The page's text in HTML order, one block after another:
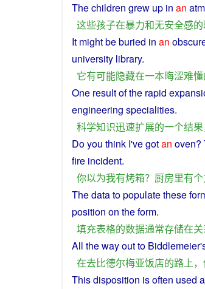
Thechildren grew up in an
这些孩子在暴力和无安全感的
It mightbe buried in an
university library.
它有可能隐藏在一本晦涩难懂
One resultofthe rapid
engineering specialities.
科学知识迅速扩展的一个结果
Doyou think I'vegotan oven?
fire incident.
你以为我有烤箱？ 厨房里有个
Thedatatopopulatethese
position on theform.
填充表格的数据通常存储在
All thewayoutto
在去比德尔梅亚饭店的路上，
Thisdisposition isoften used